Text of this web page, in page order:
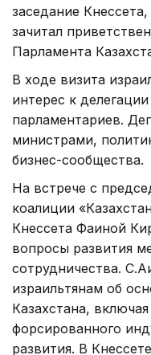
заседание
зачитал
Парламента
В ходе визита
интерес к
парламентариев.
министрами,
бизнес-сообщества.
На встрече с
коалиции
Кнессета Фаиной
вопросы развития
сотрудничества.
израильтянам об
Казахстана,
форсированного
развития. В